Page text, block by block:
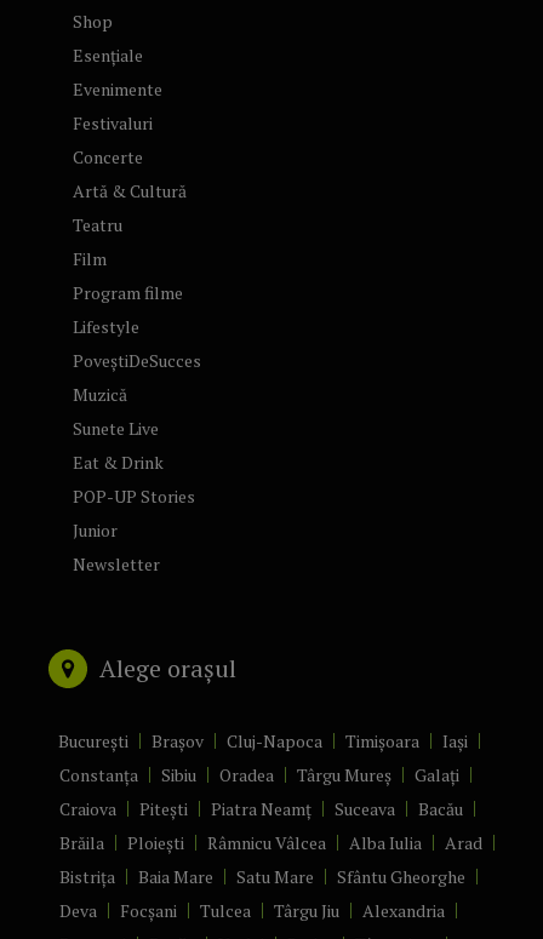
Shop
Esențiale
Evenimente
Festivaluri
Concerte
Artă & Cultură
Teatru
Film
Program filme
Lifestyle
PoveștiDeSucces
Muzică
Sunete Live
Eat & Drink
POP-UP Stories
Junior
Newsletter
Alege orașul
București Brașov Cluj-Napoca Timișoara
Iași
Constanța
Sibiu Oradea Târgu Mureș
Galați
Craiova
Pitești Piatra Neamț Suceava
Bacău
Brăila
Ploiești Râmnicu Vâlcea Alba Iulia
Arad
Bistrița
Baia Mare Satu Mare
Sfântu Gheorghe
Deva
Focșani Tulcea Târgu Jiu
Alexandria